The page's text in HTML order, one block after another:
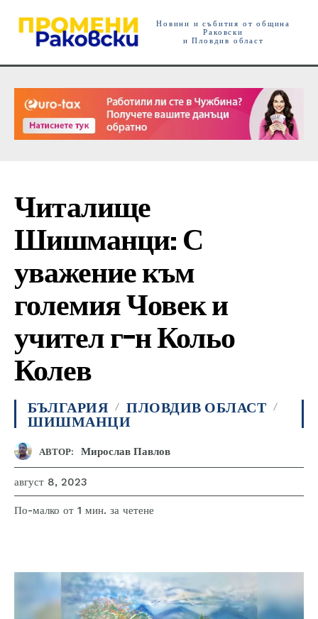
Новини и събития от община
Раковски
и Пловдив област
Читалище
Шишманци: С
уважение към
големия Човек и
учител г-н Кольо
Колев
БЪЛГАРИЯ
ПЛОВДИВ ОБЛАСТ
ШИШМАНЦИ
АВТОР: Мирослав Павлов
август 8, 2023
По-малко от 1 мин. за четене